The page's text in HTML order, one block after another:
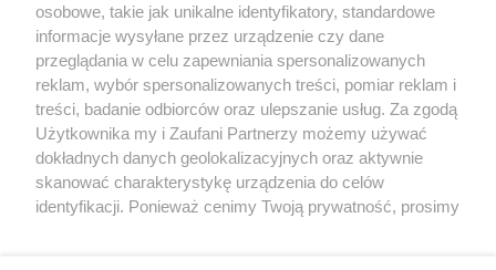
Regulamin konkursów
śniadaniówka "Hej
Szczecin! Jest piątek!"
Partnerzy
Praca Szczecin
osobowe, takie jak unikalne identyfikatory, standardowe
informacje wysyłane przez urządzenie czy dane
przeglądania w celu zapewniania spersonalizowanych
reklam, wybór spersonalizowanych treści, pomiar reklam i
treści, badanie odbiorców oraz ulepszanie usług. Za zgodą
Użytkownika my i Zaufani Partnerzy możemy używać
dokładnych danych geolokalizacyjnych oraz aktywnie
skanować charakterystykę urządzenia do celów
identyfikacji. Ponieważ cenimy Twoją prywatność, prosimy